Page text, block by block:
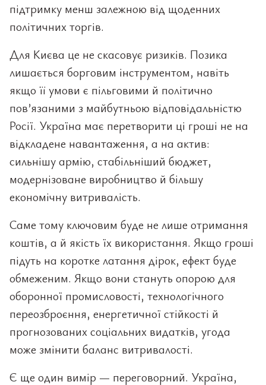
підтримку менш залежною від щоденних
політичних торгів.
Для Києва це не скасовує ризиків. Позика
лишається борговим інструментом, навіть
якщо її умови є пільговими й політично
пов’язаними з майбутньою відповідальністю
Росії. Україна має перетворити ці гроші не на
відкладене навантаження, а на актив:
сильнішу армію, стабільніший бюджет,
модернізоване виробництво й більшу
економічну витривалість.
Саме тому ключовим буде не лише отримання
коштів, а й якість їх використання. Якщо гроші
підуть на коротке латання дірок, ефект буде
обмеженим. Якщо вони стануть опорою для
оборонної промисловості, технологічного
переозброєння, енергетичної стійкості й
прогнозованих соціальних видатків, угода
може змінити баланс витривалості.
Є ще один вимір — переговорний. Україна,